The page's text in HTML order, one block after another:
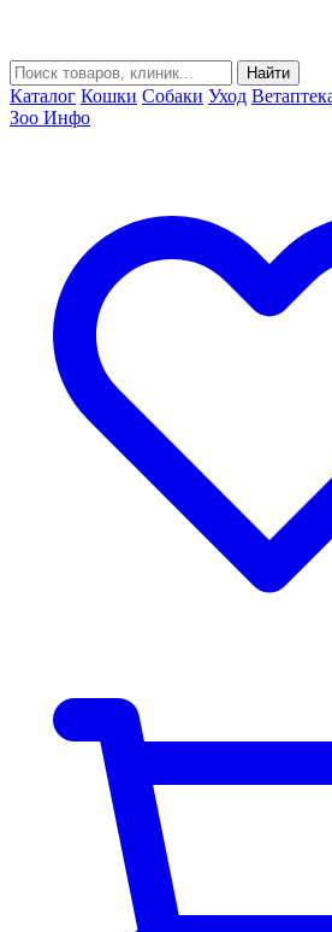
Найти
Каталог Кошки Собаки Уход
Зоо Инфо